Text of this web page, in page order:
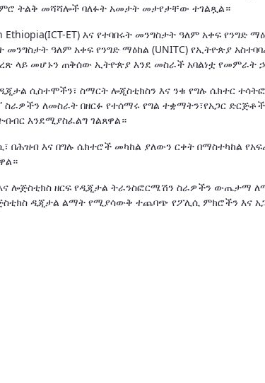
ትልቅ መሻሻሎች ባለፉት አመታት መታየታቸው ተገልጿል።
Ethiopia(ICT-ET) እና የተባበሩት መንግስታት ዓለም አቀፍ የንግድ
መንግስታት ዓለም አቀፍ የንግድ ማዕከል (UNITC) የኢትዮጵያ
ላይ መሆኑን ጠቅሰው ኢትዮጵያ እንደ መስራች አባልነቷ የመምራት
ሲስተሞችን፣ ስማርት ሎጂስቲክስን እና ንቁ የግሉ ሴክተር
ስራዎችን ለመስራት በዘርፉ የተሰማሩ የግል ተቋማትን፣የአጋር
እንደሚያስፈልግ ገልጸዋል።
በሕዝብ እና በግሉ ሴክተሮች መካከል ያለውን ርቀት በማስተካከል
ሎጅስቲክስ ዘርፍ የዲጂታል ትራንስፎርሜሽን ስራዎችን ውጤታማ
ዲጂታል ልማት የሚያሳውቅ ተጨባጭ የፖሊሲ ምክሮችን እና